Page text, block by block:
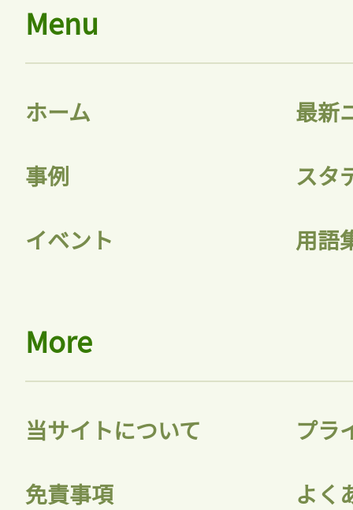
Menu
ホーム 最新
事例 スタ
イベント 用語
More
当サイトについて プラ
免責事項 よく